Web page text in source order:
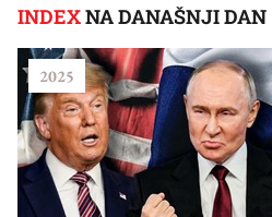
INDEXNA DANAŠNJI DAN
2025